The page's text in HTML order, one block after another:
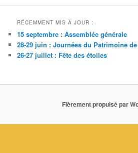
RÉCEMMENT MIS À JOUR :
15 septembre : Assemblée générale
28-29 juin : Journées du Patrimoine
26-27 juillet : Fête des étoiles
Fièrement propulsé par